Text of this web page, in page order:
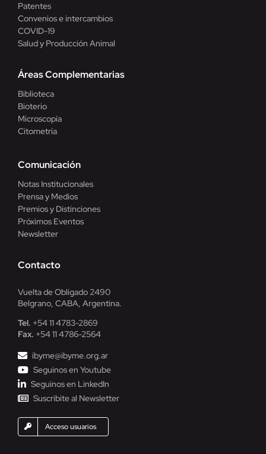
Patentes
Convenios e intercambios
COVID-19
Salud y Producción Animal
Áreas Complementarias
Biblioteca
Bioterio
Microscopía
Citometría
Comunicación
Notas Institucionales
Prensa y Medios
Premios y Distinciones
Próximos Eventos
Newsletter
Contacto
Vuelta de Obligado 2490
Belgrano, CABA, Argentina.
Tel. +54 11 4783-2869
Fax. +54 11 4786-2564
ibyme@ibyme.org.ar
Seguinos en Youtube
Seguinos en LinkedIn
Suscribite al Newsletter
Acceso usuarios